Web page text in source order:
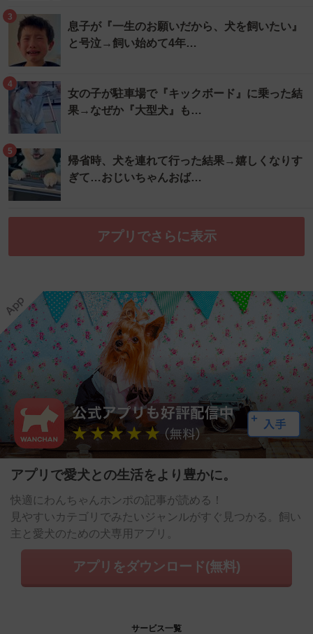
3
息子が『一生のお願いだから、犬を飼いたい』
と号泣→飼い始めて4年…
4
女の子が駐車場で『キックボード』に乗った結
果→なぜか『大型犬』も…
5
帰省時、犬を連れて行った結果→嬉しくなりす
ぎて…おじいちゃんおば…
アプリでさらに表示
アプリで愛犬との生活をより豊かに。
快適にわんちゃんホンポの記事が読める！
見やすいカテゴリでみたいジャンルがすぐ見つかる。飼い
主と愛犬のための犬専用アプリ。
アプリをダウンロード(無料)
サービス一覧